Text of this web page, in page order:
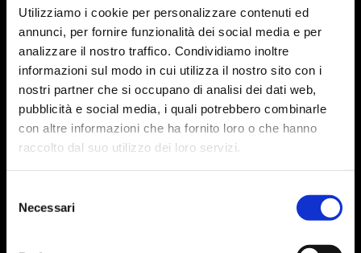
Utilizziamo i cookie per personalizzare contenuti ed
annunci, per fornire funzionalità dei social media e per
analizzare il nostro traffico. Condividiamo inoltre
informazioni sul modo in cui utilizza il nostro sito con i
nostri partner che si occupano di analisi dei dati web,
pubblicità e social media, i quali potrebbero combinarle
con altre informazioni che ha fornito loro o che hanno
raccolto dal suo utilizzo dei loro servizi.
delNecessari